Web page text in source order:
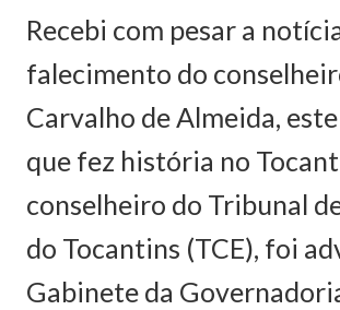
Recebi com pesar a
falecimento do
Carvalho de Almeida,
que fez história no
conselheiro do Tribunal
do Tocantins (TCE), foi
Gabinete da